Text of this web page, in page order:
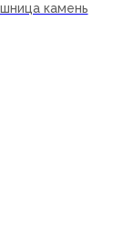
камень